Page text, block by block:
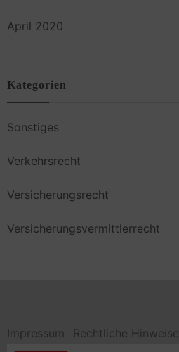
April 2020
Kategorien
Sonstiges
Verkehrsrecht
Versicherungsrecht
Versicherungsvermittlerrecht
Impressum Rechtliche Hinweise